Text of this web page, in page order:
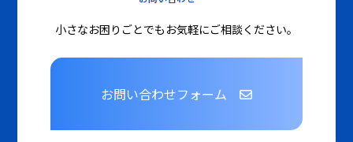
小さなお困りごとでもお気軽にご相談ください。
お問い合わせフォーム